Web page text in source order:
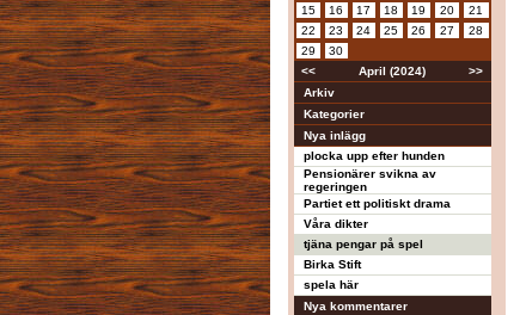
15
16 17 18 19 20
21
22
23 24 25 26 27
28
29
30
<<
April (2024)
>>
Arkiv
Kategorier
Nya inlägg
plocka upp efter hunden
Pensionärer svikna av
regeringen
Partiet ett politiskt drama
Våra dikter
tjäna pengar på spel
Birka Stift
spela här
Nya kommentarer